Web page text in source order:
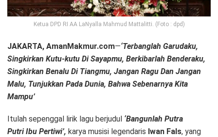
Ketua DPD RI AA LaNyalla Mahmud Mattalitti. (Foto : dpd)
JAKARTA, AmanMakmur.com—‘Terbanglah Garudaku,
Singkirkan Kutu-kutu Di Sayapmu, Berkibarlah Benderaku,
Singkirkan Benalu Di Tiangmu, Jangan Ragu Dan Jangan
Malu, Tunjukkan Pada Dunia, Bahwa Sebenarnya Kita
Mampu’
Itulah sepenggal lirik lagu berjudul ‘Bangunlah Putra
Putri Ibu Pertiwi’, karya musisi legendaris Iwan Fals, yang